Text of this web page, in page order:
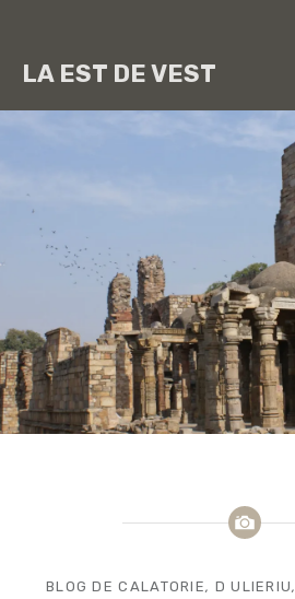
content
LA EST DE VEST
BLOG DE CALATORIE, D ULIERIU,